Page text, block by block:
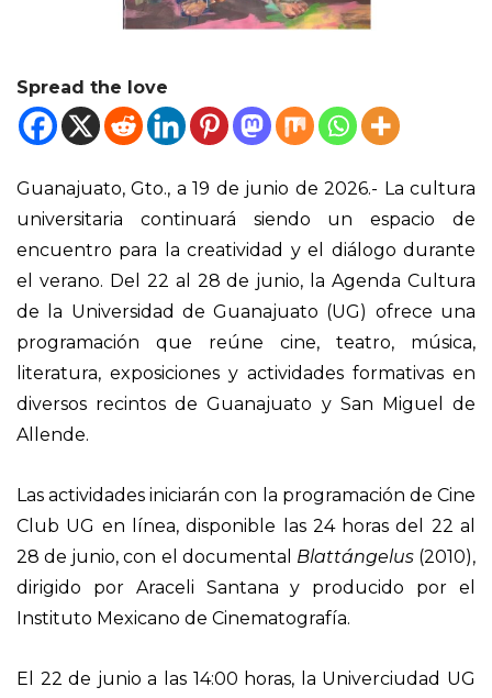
Spread the love
Guanajuato, Gto., a 19 de junio de 2026.- La cultura
universitaria continuará siendo un espacio de
encuentro para la creatividad y el diálogo durante
el verano. Del 22 al 28 de junio, la Agenda Cultura
de la Universidad de Guanajuato (UG) ofrece una
programación que reúne cine, teatro, música,
literatura, exposiciones y actividades formativas en
diversos recintos de Guanajuato y San Miguel de
Allende.
Las actividades iniciarán con la programación de Cine
Club UG en línea, disponible las 24 horas del 22 al
28 de junio, con el documental Blattángelus (2010),
dirigido por Araceli Santana y producido por el
Instituto Mexicano de Cinematografía.
El 22 de junio a las 14:00 horas, la Univerciudad UG